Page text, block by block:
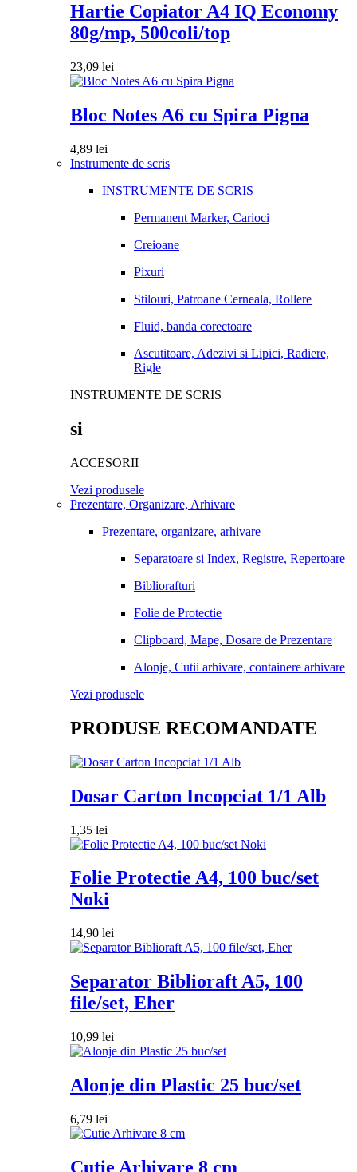
Hartie Copiator A4 IQ Economy
80g/mp, 500coli/top
23,09 lei
Bloc Notes A6 cu Spira Pigna
4,89 lei
Instrumente de scris
INSTRUMENTE DE SCRIS
Permanent Marker, Carioci
Creioane
Pixuri
Stilouri, Patroane Cerneala, Rollere
Fluid, banda corectoare
Ascutitoare, Adezivi si Lipici, Radiere,
Rigle
INSTRUMENTE DE SCRIS
si
ACCESORII
Vezi produsele
Prezentare, Organizare, Arhivare
Prezentare, organizare, arhivare
Separatoare si Index, Registre, Repertoare
Bibliorafturi
Folie de Protectie
Clipboard, Mape, Dosare de Prezentare
Alonje, Cutii arhivare, containere arhivare
Vezi produsele
PRODUSE RECOMANDATE
Dosar Carton Incopciat 1/1 Alb
1,35 lei
Folie Protectie A4, 100 buc/set
Noki
14,90 lei
Separator Biblioraft A5, 100
file/set, Eher
10,99 lei
Alonje din Plastic 25 buc/set
6,79 lei
Cutie Arhivare 8 cm